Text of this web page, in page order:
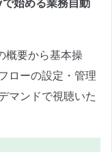
始める業務自動
概要から基本操
ローの設定・管理
マンドで視聴いた